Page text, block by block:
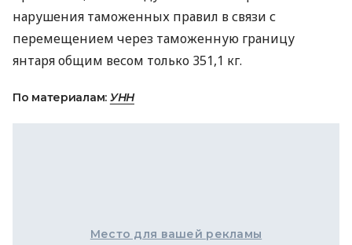
нарушения таможенных правил в связи с
перемещением через таможенную границу
янтаря общим весом только 351,1 кг.
По материалам: УНН
Место для вашей рекламы